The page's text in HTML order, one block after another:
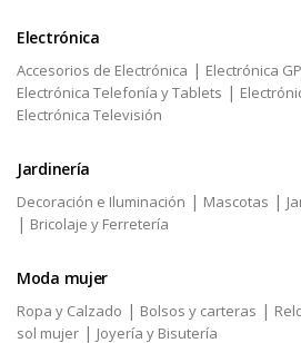
Electrónica
Accesorios de Electrónica | Electrónica
Electrónica Telefonía y Tablets |
Electrónica Televisión
Jardinería
Decoración e Iluminación | Mascotas |
| Bricolaje y Ferretería
Moda mujer
Ropa y Calzado | Bolsos y carteras |
sol mujer | Joyería y Bisutería